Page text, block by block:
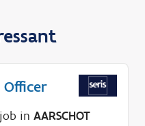
Officer
in AARSCHOT